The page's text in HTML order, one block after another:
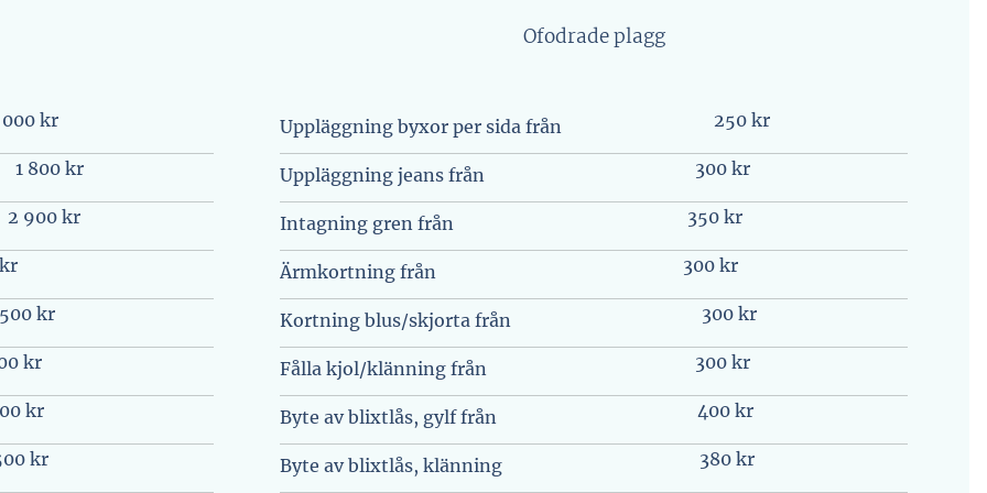
000 kr
1 800 kr
2 900 kr
kr
kr
kr
kr
Ofodrade plagg
Uppläggning byxor per sida från 250 kr
Uppläggning jeans från 300 kr
Intagning gren från 350 kr
Ärmkortning från 300 kr
Kortning blus/skjorta från 300 kr
Fålla kjol/klänning från 300 kr
Byte av blixtlås, gylf från 400 kr
Byte av blixtlås, klänning 380 kr